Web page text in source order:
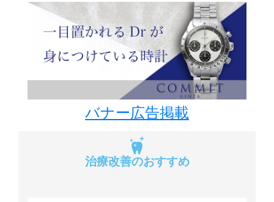
バナー広告掲載
治療改善のおすすめ